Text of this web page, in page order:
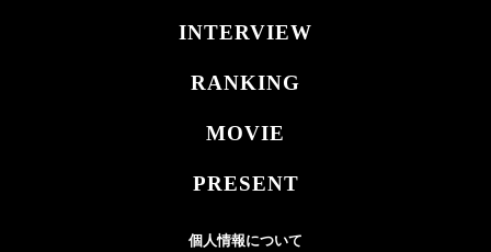
INTERVIEW
RANKING
MOVIE
PRESENT
個人情報について